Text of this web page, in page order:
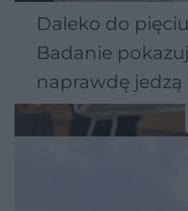
Daleko do
Badanie
naprawdę